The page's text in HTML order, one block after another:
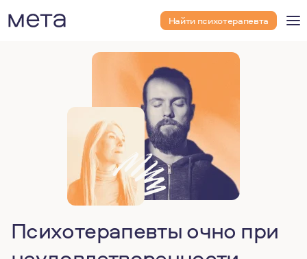
Найти психотерапевта
Психотерапевты очно при